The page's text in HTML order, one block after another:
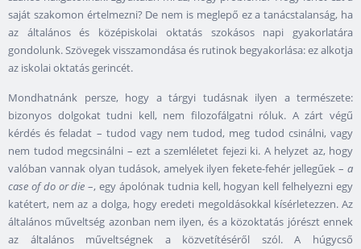
saját szakomon értelmezni? De nem is meglepő ez a tanácstalanság, ha
az általános és középiskolai oktatás szokásos napi gyakorlatára
gondolunk. Szövegek visszamondása és rutinok begyakorlása: ez alkotja
az iskolai oktatás gerincét.
Mondhatnánk persze, hogy a tárgyi tudásnak ilyen a természete:
bizonyos dolgokat tudni kell, nem filozofálgatni róluk. A zárt végű
kérdés és feladat – tudod vagy nem tudod, meg tudod csinálni, vagy
nem tudod megcsinálni – ezt a szemléletet fejezi ki. A helyzet az, hogy
valóban vannak olyan tudások, amelyek ilyen fekete-fehér jellegűek – a
case of do or die –, egy ápolónak tudnia kell, hogyan kell felhelyezni egy
katétert, nem az a dolga, hogy eredeti megoldásokkal kísérletezzen. Az
általános műveltség azonban nem ilyen, és a közoktatás jórészt ennek
az általános műveltségnek a közvetítéséről szól. A húgycső